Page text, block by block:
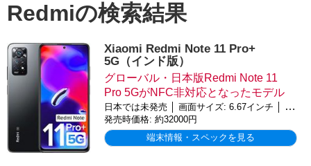
Redmiの検索結果
Xiaomi Redmi Note 11 Pro+
5G（インド版）
グローバル・日本版Redmi Note 11
Pro 5GがNFC非対応となったモデル
日本では未発売 │ 画面サイズ: 6.67インチ │ バッテリー: 5,000mAh │ OS: Android 11
発売時価格: 約32000円
端末情報・スペックを見る